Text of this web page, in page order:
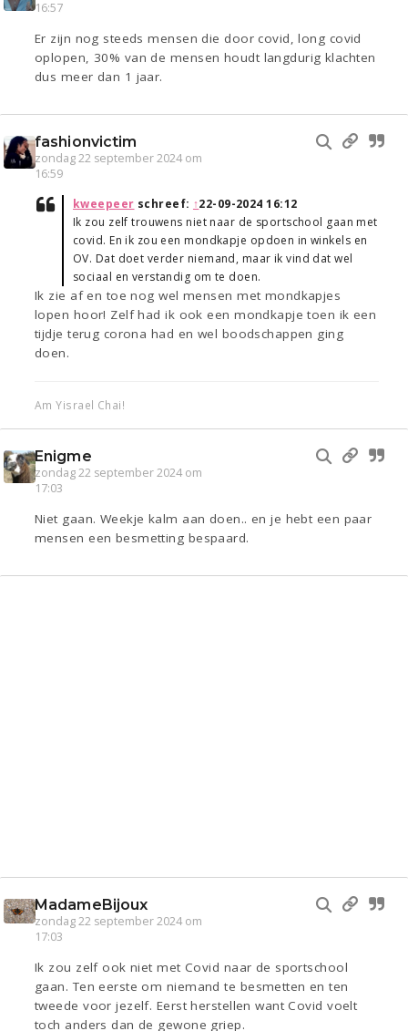
16:57
Er zijn nog steeds mensen die door covid, long covid
oplopen, 30% van de mensen houdt langdurig klachten
dus meer dan 1 jaar.
fashionvictim
zondag 22 september 2024 om
16:59
kweepeer schreef: ↑22-09-2024 16:12
Ik zou zelf trouwens niet naar de sportschool gaan met
covid. En ik zou een mondkapje opdoen in winkels en
OV. Dat doet verder niemand, maar ik vind dat wel
sociaal en verstandig om te doen.
Ik zie af en toe nog wel mensen met mondkapjes
lopen hoor! Zelf had ik ook een mondkapje toen ik een
tijdje terug corona had en wel boodschappen ging
doen.
Am Yisrael Chai!
Enigme
zondag 22 september 2024 om
17:03
Niet gaan. Weekje kalm aan doen.. en je hebt een paar
mensen een besmetting bespaard.
MadameBijoux
zondag 22 september 2024 om
17:03
Ik zou zelf ook niet met Covid naar de sportschool
gaan. Ten eerste om niemand te besmetten en ten
tweede voor jezelf. Eerst herstellen want Covid voelt
toch anders dan de gewone griep.